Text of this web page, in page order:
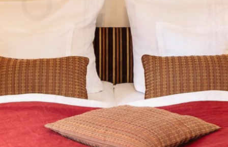
Im Himmelreich
ist noch ein Zimmer frei